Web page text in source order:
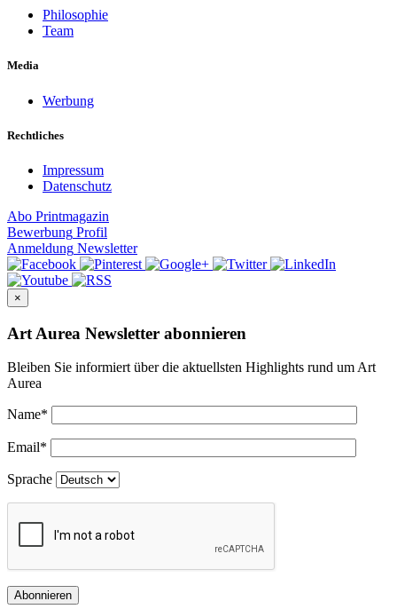
Philosophie
Team
Media
Werbung
Rechtliches
Impressum
Datenschutz
Abo Printmagazin
Bewerbung Profil
Anmeldung Newsletter
×
Art Aurea Newsletter abonnieren
Bleiben Sie informiert über die aktuellsten Highlights rund um Art
Aurea
Name*
Email*
Sprache
Abonnieren